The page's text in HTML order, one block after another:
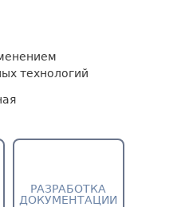
технологий
РАЗРАБОТКА
ДОКУМЕНТАЦИИ